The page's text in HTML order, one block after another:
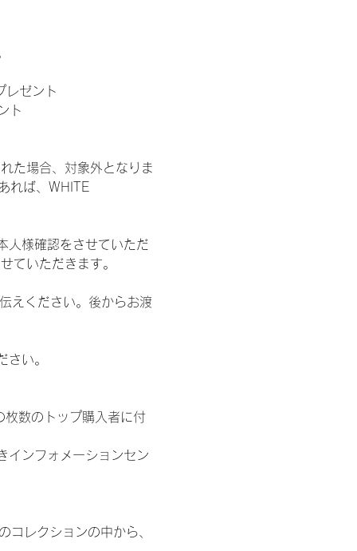
レゼント
ト
た場合、対象外となりま
れば、WHITE
人様確認をさせていただ
ていただきます。
えください。後からお渡
い。
数のトップ購入者に付
インフォメーションセン
レクションの中から、